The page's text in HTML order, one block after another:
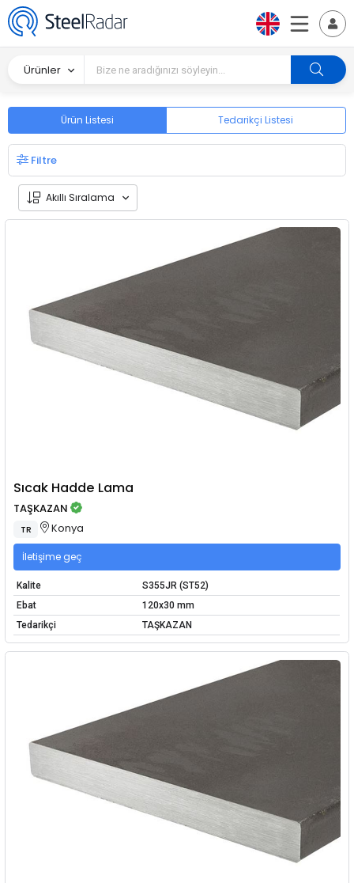
Ürünler
Ürün Listesi Tedarikçi Listesi
Filtre
Akıllı Sıralama
Sıcak Hadde Lama
TAŞKAZAN
TR Konya
İletişime geç
Kalite
S355JR (ST52)
Ebat
120x30 mm
Tedarikçi
TAŞKAZAN